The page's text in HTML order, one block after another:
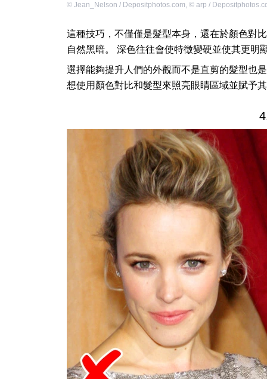
© Jean_Nelson / Depositphotos.com, © arp /
這種技巧，不僅僅是髮型本身，還在於顏色對
自然黑暗。 深色往往會使特徵變硬並使其更明
選擇能夠提升人們的外觀而不是直剪的髮型也
想使用顏色對比和髮型來照亮眼睛區域並賦予